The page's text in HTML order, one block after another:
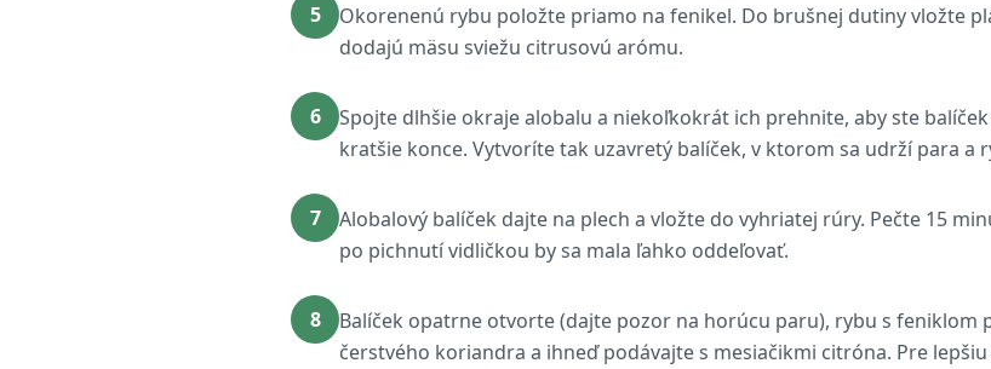
5
Okorenenú rybu položte priamo na fenikel. Do brušnej dutiny vložte
dodajú mäsu sviežu citrusovú arómu.
6
Spojte dlhšie okraje alobalu a niekoľkokrát ich prehnite, aby ste
kratšie konce. Vytvoríte tak uzavretý balíček, v ktorom sa udrží para a
7
Alobalový balíček dajte na plech a vložte do vyhriatej rúry. Pečte 15
po pichnutí vidličkou by sa mala ľahko oddeľovať.
8
Balíček opatrne otvorte (dajte pozor na horúcu paru), rybu s feniklom
čerstvého koriandra a ihneď podávajte s mesiačikmi citróna. Pre